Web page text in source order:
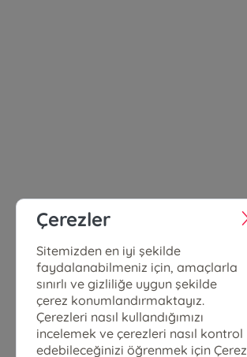
Çerezler
Sitemizden en iyi şekilde
faydalanabilmeniz için, amaçlarla
sınırlı ve gizliliğe uygun şekilde
çerez konumlandırmaktayız.
Çerezleri nasıl kullandığımızı
incelemek ve çerezleri nasıl kontrol
edebileceğinizi öğrenmek için Çerez